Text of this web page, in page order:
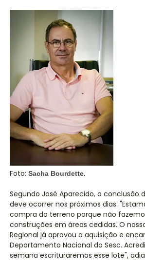
Foto: Sacha Bourdette.
Segundo José Aparecido, a conclusão
deve ocorrer nos próximos dias.
compra do terreno porque não
construções em áreas cedidas. O
Regional já aprovou a aquisição e
Departamento Nacional do Sesc.
semana escrituraremos esse lote",